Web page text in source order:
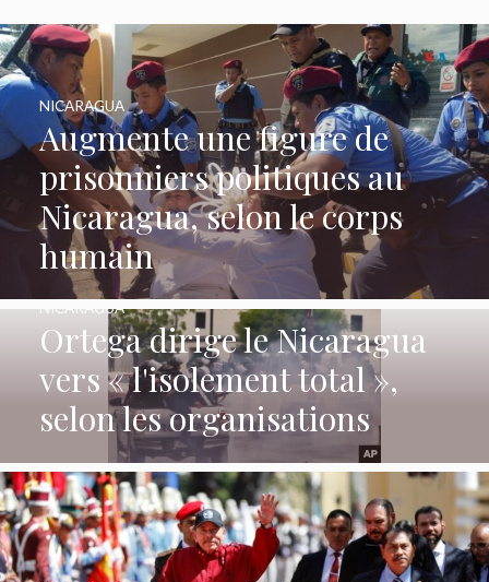
Augmente une figure de
prisonniers politiques au
Nicaragua, selon le corps
humain
NICARAGUA
Ortega dirige le Nicaragua
vers « l'isolement total »,
selon les organisations
NICARAGUA